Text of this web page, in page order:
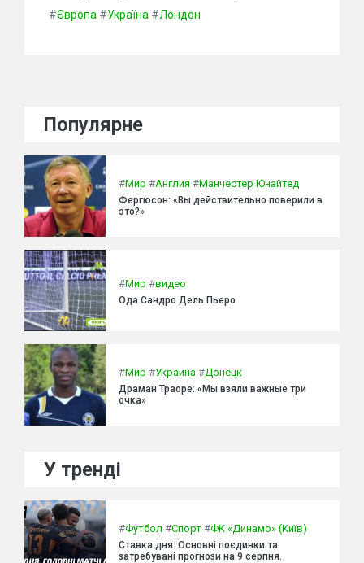
#Європа #Україна #Лондон
Популярне
#Мир #Англия #Манчестер Юнайтед
Фергюсон: «Вы действительно поверили в
это?»
#Мир #видео
Ода Сандро Дель Пьеро
#Мир #Украина #Донецк
Драман Траоре: «Мы взяли важные три
очка»
У тренді
#Футбол #Спорт #ФК «Динамо» (Київ)
Ставка дня: Основні поєдинки та
затребувані прогнози на 9 серпня.